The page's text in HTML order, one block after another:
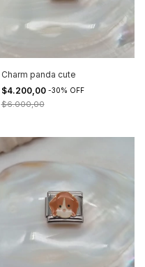
Charm panda cute
$4.200,00 -30% OFF
$6.000,00